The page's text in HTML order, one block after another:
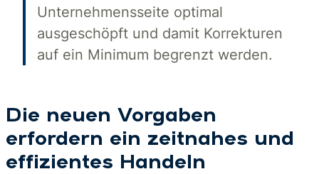
Unternehmensseite optimal
ausgeschöpft und damit Korrekturen
auf ein Minimum begrenzt werden.
Die neuen Vorgaben
erfordern ein zeitnahes und
effizientes Handeln